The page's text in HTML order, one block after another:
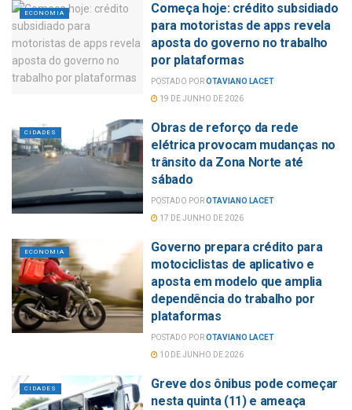
ECONOMIA
Começa hoje: crédito subsidiado
para motoristas de apps revela
aposta do governo no trabalho
por plataformas
POSTADO POROTAVIANO LACET
19 DE JUNHO DE 2026
CIDADES
Obras de reforço da rede
elétrica provocam mudanças no
trânsito da Zona Norte até
sábado
POSTADO POROTAVIANO LACET
17 DE JUNHO DE 2026
ECONOMIA
Governo prepara crédito para
motociclistas de aplicativo e
aposta em modelo que amplia
dependência do trabalho por
plataformas
POSTADO POROTAVIANO LACET
10 DE JUNHO DE 2026
CIDADES
Greve dos ônibus pode começar
nesta quinta (11) e ameaça